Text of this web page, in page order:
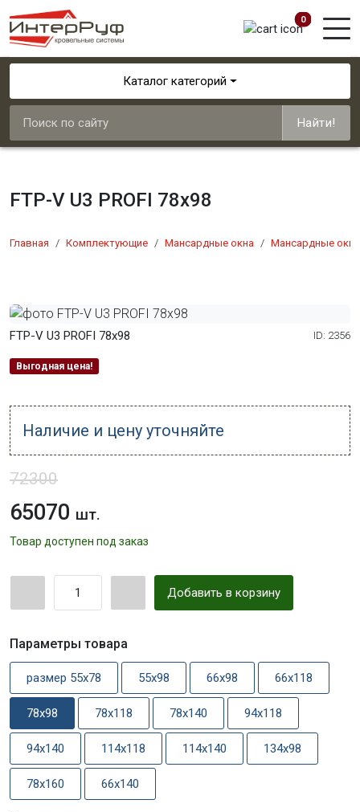
0
Каталог категорий
Найти!
FTP-V U3 PROFI 78x98
Главная Комплектующие Мансардные окна Мансардные
FTP-V U3 PROFI 78x98 ID: 2356
Выгодная цена!
Наличие и цену уточняйте
72300
65070 шт.
Товар доступен под заказ
Добавить в корзину
Параметры товара
размер 55x78 55x98 66x98 66x118
78x98 78x118 78x140 94x118
94x140 114x118 114x140 134x98
78x160 66x140